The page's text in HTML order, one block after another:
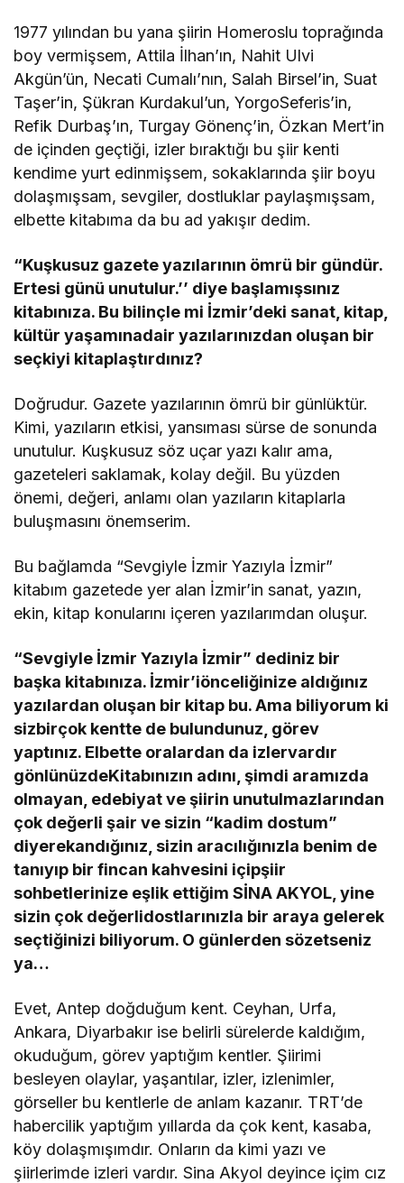
1977 yılından bu yana şiirin Homeroslu toprağında
boy vermişsem, Attila İlhan’ın, Nahit Ulvi
Akgün’ün, Necati Cumalı’nın, Salah Birsel’in, Suat
Taşer’in, Şükran Kurdakul’un, YorgoSeferis’in,
Refik Durbaş’ın, Turgay Gönenç’in, Özkan Mert’in
de içinden geçtiği, izler bıraktığı bu şiir kenti
kendime yurt edinmişsem, sokaklarında şiir boyu
dolaşmışsam, sevgiler, dostluklar paylaşmışsam,
elbette kitabıma da bu ad yakışır dedim.
“Kuşkusuz gazete yazılarının ömrü bir gündür.
Ertesi günü unutulur.’’ diye başlamışsınız
kitabınıza. Bu bilinçle mi İzmir’deki sanat, kitap,
kültür yaşamınadair yazılarınızdan oluşan bir
seçkiyi kitaplaştırdınız?
Doğrudur. Gazete yazılarının ömrü bir günlüktür.
Kimi, yazıların etkisi, yansıması sürse de sonunda
unutulur. Kuşkusuz söz uçar yazı kalır ama,
gazeteleri saklamak, kolay değil. Bu yüzden
önemi, değeri, anlamı olan yazıların kitaplarla
buluşmasını önemserim.
Bu bağlamda “Sevgiyle İzmir Yazıyla İzmir”
kitabım gazetede yer alan İzmir’in sanat, yazın,
ekin, kitap konularını içeren yazılarımdan oluşur.
“Sevgiyle İzmir Yazıyla İzmir” dediniz bir
başka kitabınıza. İzmir’iönceliğinize aldığınız
yazılardan oluşan bir kitap bu. Ama biliyorum ki
sizbirçok kentte de bulundunuz, görev
yaptınız. Elbette oralardan da izlervardır
gönlünüzdeKitabınızın adını, şimdi aramızda
olmayan, edebiyat ve şiirin unutulmazlarından
çok değerli şair ve sizin “kadim dostum”
diyerekandığınız, sizin aracılığınızla benim de
tanıyıp bir fincan kahvesini içipşiir
sohbetlerinize eşlik ettiğim SİNA AKYOL, yine
sizin çok değerlidostlarınızla bir araya gelerek
seçtiğinizi biliyorum. O günlerden sözetseniz
ya…
Evet, Antep doğduğum kent. Ceyhan, Urfa,
Ankara, Diyarbakır ise belirli sürelerde kaldığım,
okuduğum, görev yaptığım kentler. Şiirimi
besleyen olaylar, yaşantılar, izler, izlenimler,
görseller bu kentlerle de anlam kazanır. TRT’de
habercilik yaptığım yıllarda da çok kent, kasaba,
köy dolaşmışımdır. Onların da kimi yazı ve
şiirlerimde izleri vardır. Sina Akyol deyince içim cız